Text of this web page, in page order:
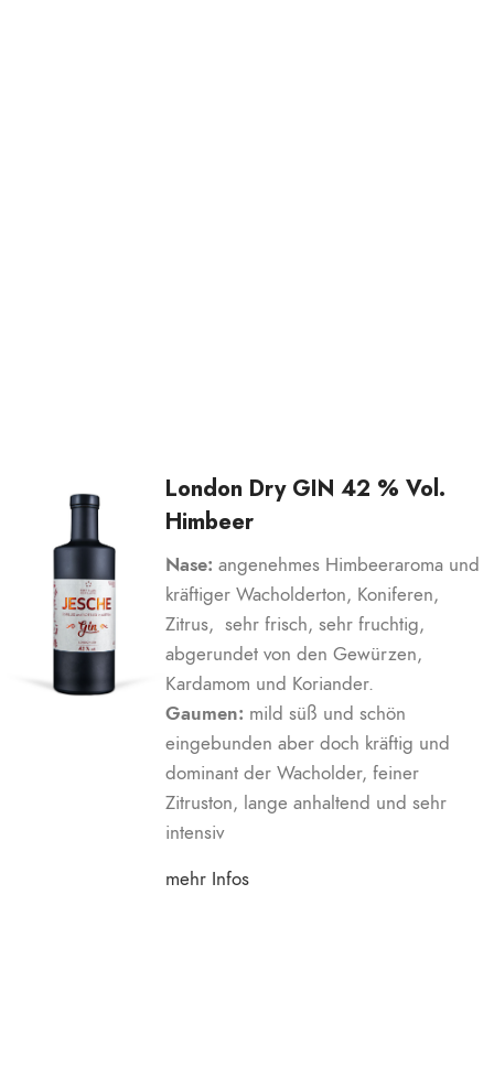
London Dry GIN 42 % Vol.
Himbeer
Nase: angenehmes Himbeeraroma und
kräftiger Wacholderton, Koniferen,
Zitrus, sehr frisch, sehr fruchtig,
abgerundet von den Gewürzen,
Kardamom und Koriander.
Gaumen: mild süß und schön
eingebunden aber doch kräftig und
dominant der Wacholder, feiner
Zitruston, lange anhaltend und sehr
intensiv
mehr Infos